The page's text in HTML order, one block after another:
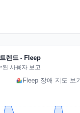
렌드 - Fleep
된 사용자 보고
Fleep 장애 지도 보기